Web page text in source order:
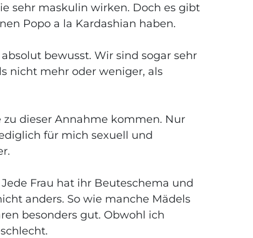
sehr maskulin wirken. Doch es gibt
Popo a la Kardashian haben.
bewusst. Wir sind sogar sehr
nicht mehr oder weniger, als
dieser Annahme kommen. Nur
für mich sexuell und
Frau hat ihr Beuteschema und
anders. So wie manche Mädels
besonders gut. Obwohl ich